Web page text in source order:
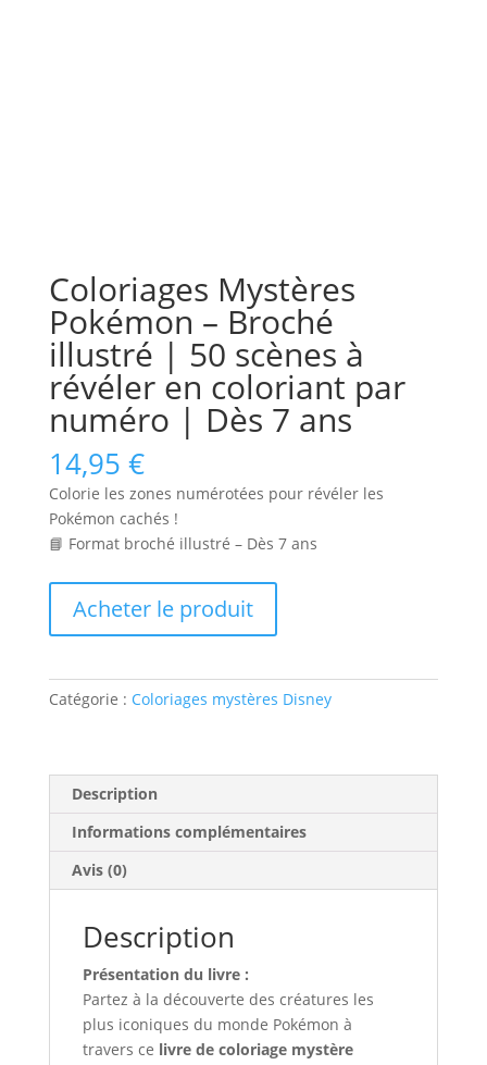
Coloriages Mystères
Pokémon – Broché
illustré | 50 scènes à
révéler en coloriant par
numéro | Dès 7 ans
14,95 €
Colorie les zones numérotées pour révéler les
Pokémon cachés !
📘 Format broché illustré – Dès 7 ans
Acheter le produit
Catégorie : Coloriages mystères Disney
Description
Informations complémentaires
Avis (0)
Description
Présentation du livre :
Partez à la découverte des créatures les
plus iconiques du monde Pokémon à
travers ce livre de coloriage mystère